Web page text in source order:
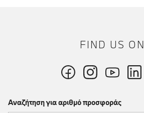
FIND US ON
Αναζήτηση για αριθμό προσφοράς